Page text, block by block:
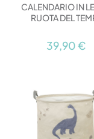
CALENDARIO IN
RUOTA DEL
39,90 €